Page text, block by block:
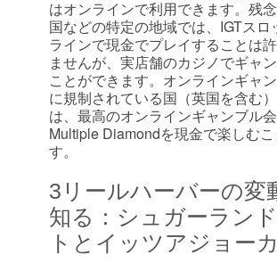
はオンラインで利用できます。残
国などの特定の地域では、IGTスロ
ラインで現金でプレイすることは
ませんが、実店舗のカジノでギャ
ことができます。オンラインギャ
に規制されている国（英国を含む
は、最高のオンラインギャンブル
Multiple Diamondを現金で楽しむこ
す。
3リールハーバーの変
知る：シュガーラン
トとイッツアジョー